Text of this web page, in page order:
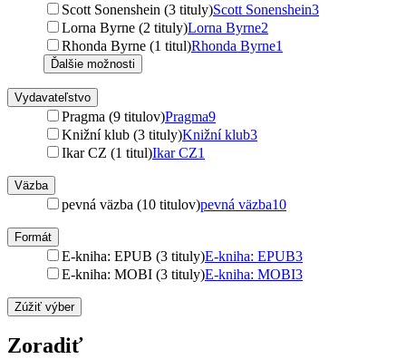
Scott Sonenshein (3 tituly)Scott Sonenshein3
Lorna Byrne (2 tituly)Lorna Byrne2
Rhonda Byrne (1 titul)Rhonda Byrne1
Ďalšie možnosti
Vydavateľstvo
Pragma (9 titulov)Pragma9
Knižní klub (3 tituly)Knižní klub3
Ikar CZ (1 titul)Ikar CZ1
Väzba
pevná väzba (10 titulov)pevná väzba10
Formát
E-kniha: EPUB (3 tituly)E-kniha: EPUB3
E-kniha: MOBI (3 tituly)E-kniha: MOBI3
Zúžiť výber
Zoradiť